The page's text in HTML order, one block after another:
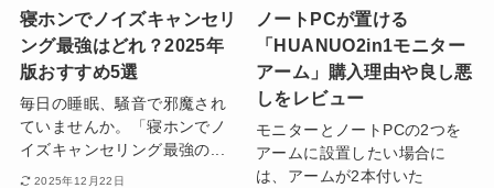
寝ホンでノイズキャンセリ
ング最強はどれ？2025年
版おすすめ5選
毎日の睡眠、騒音で邪魔され
ていませんか。「寝ホンでノ
イズキャンセリング最強の...
2025年12月22日
ノートPCが置ける
「HUANUO2in1モニター
アーム」購入理由や良し悪
しをレビュー
モニターとノートPCの2つを
アームに設置したい場合に
は、アームが2本付いた